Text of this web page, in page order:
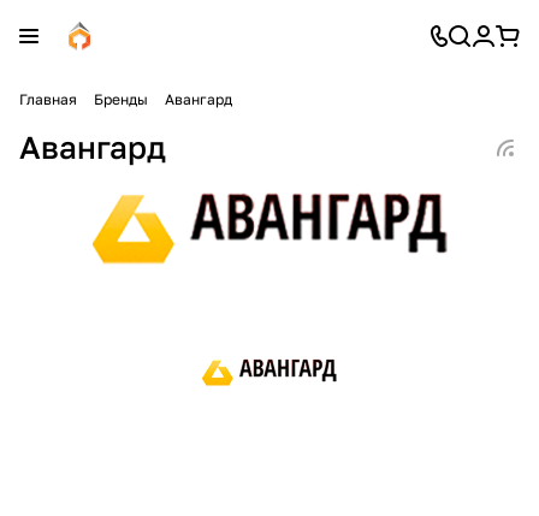
Главная Бренды Авангард
Авангард